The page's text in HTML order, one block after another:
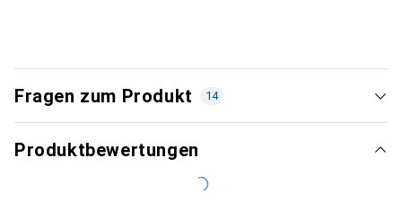
Fragen zum Produkt 14
Produktbewertungen